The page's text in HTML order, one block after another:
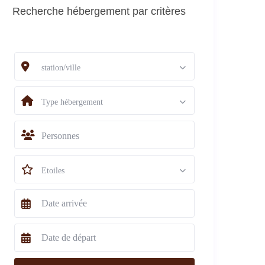
Recherche hébergement par critères
station/ville
Type hébergement
Personnes
Etoiles